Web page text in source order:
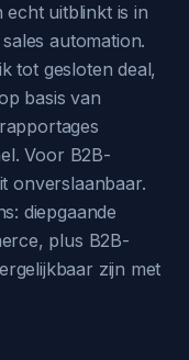
echt uitblinkt is in
automation.
tot gesloten deal,
basis van
Voor B2B-
onverslaanbaar.
diepgaande
plus B2B-
zijn met